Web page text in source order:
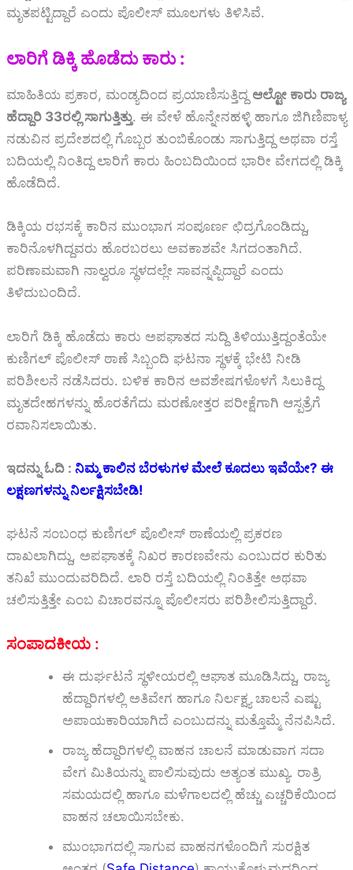
ಮೃತಪಟ್ಟಿದ್ದಾರೆ ಎಂದು ಪೊಲೀಸ್ ಮೂಲಗಳು ತಿಳಿಸಿವೆ.
ಲಾರಿಗೆ ಡಿಕ್ಕಿ ಹೊಡೆದು ಕಾರು :
ಮಾಹಿತಿಯ ಪ್ರಕಾರ, ಮಂಡ್ಯದಿಂದ ಪ್ರಯಾಣಿಸುತ್ತಿದ್ದ ಆಲ್ಟೋ ಕಾರು ರಾಜ್ಯ
ಹೆದ್ದಾರಿ 33ರಲ್ಲಿ ಸಾಗುತ್ತಿತ್ತು. ಈ ವೇಳೆ ಹೊನ್ನೇನಹಳ್ಳಿ ಹಾಗೂ ಜಿಗಿಣಿಪಾಳ್ಯ
ನಡುವಿನ ಪ್ರದೇಶದಲ್ಲಿ ಗೊಬ್ಬರ ತುಂಬಿಕೊಂಡು ಸಾಗುತ್ತಿದ್ದ ಅಥವಾ ರಸ್ತೆ
ಬದಿಯಲ್ಲಿ ನಿಂತಿದ್ದ ಲಾರಿಗೆ ಕಾರು ಹಿಂಬದಿಯಿಂದ ಭಾರೀ ವೇಗದಲ್ಲಿ ಡಿಕ್ಕಿ
ಹೊಡೆದಿದೆ.
ಡಿಕ್ಕಿಯ ರಭಸಕ್ಕೆ ಕಾರಿನ ಮುಂಭಾಗ ಸಂಪೂರ್ಣ ಛಿದ್ರಗೊಂಡಿದ್ದು,
ಕಾರಿನೊಳಗಿದ್ದವರು ಹೊರಬರಲು ಅವಕಾಶವೇ ಸಿಗದಂತಾಗಿದೆ.
ಪರಿಣಾಮವಾಗಿ ನಾಲ್ವರೂ ಸ್ಥಳದಲ್ಲೇ ಸಾವನ್ನಪ್ಪಿದ್ದಾರೆ ಎಂದು
ತಿಳಿದುಬಂದಿದೆ.
ಲಾರಿಗೆ ಡಿಕ್ಕಿ ಹೊಡೆದು ಕಾರು ಅಪಘಾತದ ಸುದ್ದಿ ತಿಳಿಯುತ್ತಿದ್ದಂತೆಯೇ
ಕುಣಿಗಲ್ ಪೊಲೀಸ್ ಠಾಣೆ ಸಿಬ್ಬಂದಿ ಘಟನಾ ಸ್ಥಳಕ್ಕೆ ಭೇಟಿ ನೀಡಿ
ಪರಿಶೀಲನೆ ನಡೆಸಿದರು. ಬಳಿಕ ಕಾರಿನ ಅವಶೇಷಗಳೊಳಗೆ ಸಿಲುಕಿದ್ದ
ಮೃತದೇಹಗಳನ್ನು ಹೊರತೆಗೆದು ಮರಣೋತ್ತರ ಪರೀಕ್ಷೆಗಾಗಿ ಆಸ್ಪತ್ರೆಗೆ
ರವಾನಿಸಲಾಯಿತು.
ಇದನ್ನು ಓದಿ : ನಿಮ್ಮ ಕಾಲಿನ ಬೆರಳುಗಳ ಮೇಲೆ ಕೂದಲು ಇವೆಯೇ? ಈ
ಲಕ್ಷಣಗಳನ್ನು ನಿರ್ಲಕ್ಷಿಸಬೇಡಿ!
ಘಟನೆ ಸಂಬಂಧ ಕುಣಿಗಲ್ ಪೊಲೀಸ್ ಠಾಣೆಯಲ್ಲಿ ಪ್ರಕರಣ
ದಾಖಲಾಗಿದ್ದು, ಅಪಘಾತಕ್ಕೆ ನಿಖರ ಕಾರಣವೇನು ಎಂಬುದರ ಕುರಿತು
ತನಿಖೆ ಮುಂದುವರಿದಿದೆ. ಲಾರಿ ರಸ್ತೆ ಬದಿಯಲ್ಲಿ ನಿಂತಿತ್ತೇ ಅಥವಾ
ಚಲಿಸುತ್ತಿತ್ತೇ ಎಂಬ ವಿಚಾರವನ್ನೂ ಪೊಲೀಸರು ಪರಿಶೀಲಿಸುತ್ತಿದ್ದಾರೆ.
ಸಂಪಾದಕೀಯ :
ಈ ದುರ್ಘಟನೆ ಸ್ಥಳೀಯರಲ್ಲಿ ಆಘಾತ ಮೂಡಿಸಿದ್ದು, ರಾಜ್ಯ
ಹೆದ್ದಾರಿಗಳಲ್ಲಿ ಅತಿವೇಗ ಹಾಗೂ ನಿರ್ಲಕ್ಷ್ಯ ಚಾಲನೆ ಎಷ್ಟು
ಅಪಾಯಕಾರಿಯಾಗಿದೆ ಎಂಬುದನ್ನು ಮತ್ತೊಮ್ಮೆ ನೆನಪಿಸಿದೆ.
ರಾಜ್ಯ ಹೆದ್ದಾರಿಗಳಲ್ಲಿ ವಾಹನ ಚಾಲನೆ ಮಾಡುವಾಗ ಸದಾ
ವೇಗ ಮಿತಿಯನ್ನು ಪಾಲಿಸುವುದು ಅತ್ಯಂತ ಮುಖ್ಯ. ರಾತ್ರಿ
ಸಮಯದಲ್ಲಿ ಹಾಗೂ ಮಳೆಗಾಲದಲ್ಲಿ ಹೆಚ್ಚು ಎಚ್ಚರಿಕೆಯಿಂದ
ವಾಹನ ಚಲಾಯಿಸಬೇಕು.
ಮುಂಭಾಗದಲ್ಲಿ ಸಾಗುವ ವಾಹನಗಳೊಂದಿಗೆ ಸುರಕ್ಷಿತ